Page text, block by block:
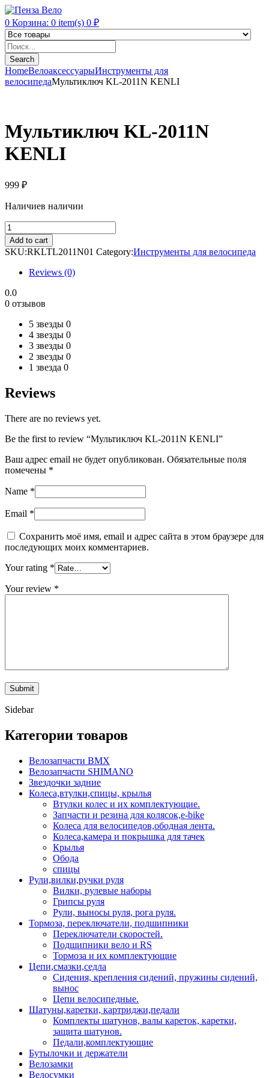
0 Корзина: 0 item(s) 0 ₽
Products
search
Search
HomeВелоаксессуарыИнструменты для
велосипедаМультиключ KL-2011N KENLI
Мультиключ KL-2011N
KENLI
999 ₽
Наличиев наличии
Мультиключ
KL-
2011N
KENLI
quantity
Add to cart
SKU:RKLTL2011N01 Category:Инструменты для велосипеда
Reviews (0)
0.0
0 отзывов
5 звезды 0
4 звезды 0
3 звезды 0
2 звезды 0
1 звезда 0
Reviews
There are no reviews yet.
Be the first to review “Мультиключ KL-2011N KENLI”
Ваш адрес email не будет опубликован. Обязательные поля
помечены *
Name *
Email *
Сохранить моё имя, email и адрес сайта в этом браузере для
последующих моих комментариев.
Your rating *
Your review *
Sidebar
Категории товаров
Велозапчасти BMX
Велозапчасти SHIMANO
Звездочки задние
Колеса,втулки,спицы, крылья
Втулки колес и их комплектующие.
Запчасти и резина для колясок,e-bike
Колеса для велосипедов,ободная лента.
Колеса,камера и покрышка для тачек
Крылья
Обода
спицы
Рули,вилки,ручки руля
Вилки, рулевые наборы
Грипсы руля
Рули, выносы руля, рога руля.
Тормоза, переключатели, подшипники
Переключатели скоростей.
Подшипники вело и RS
Тормоза и их комплектующие
Цепи,смазки,седла
Сидения, крепления сидений, пружины сидений,
вынос
Цепи велосипедные.
Шатуны,каретки, картриджи,педали
Комплекты шатунов, валы кареток, каретки,
защита шатунов.
Педали,комплектующие
Бутылочки и держатели
Велозамки
Велосумки